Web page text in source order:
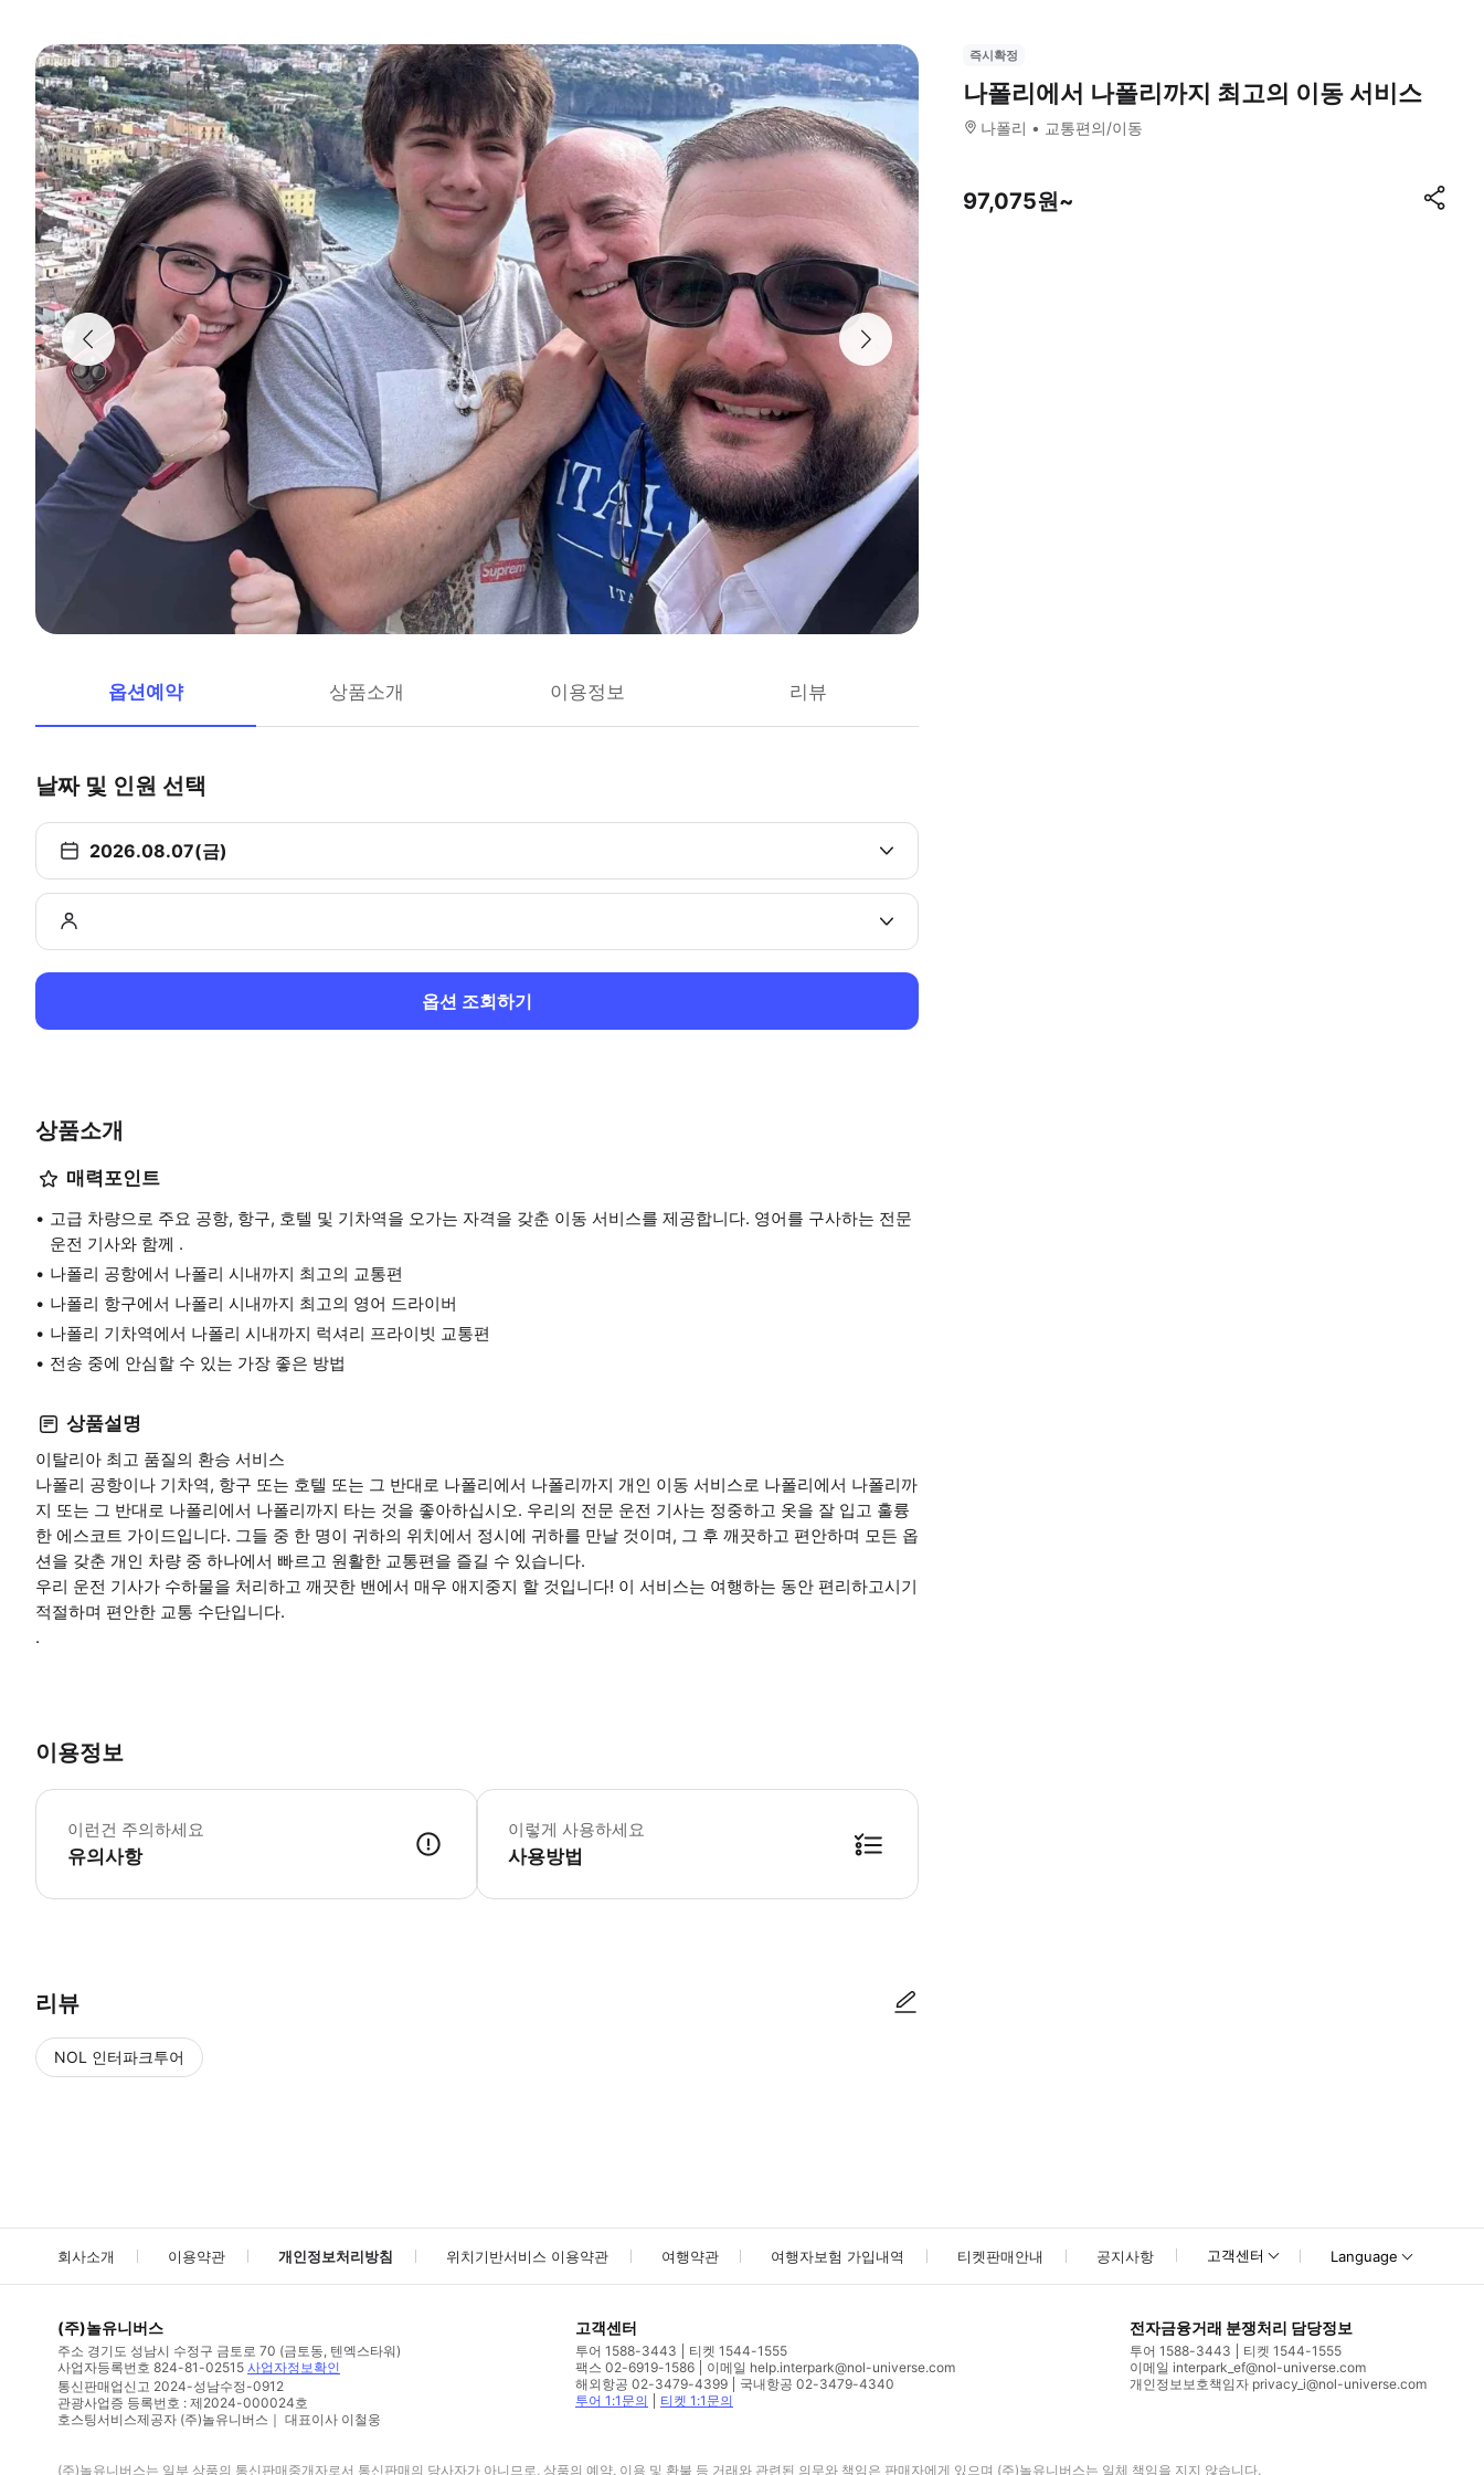
옵션예약 상품소개 이용정보 리뷰
날짜 및 인원 선택
2026.08.07(금)
옵션 조회하기
상품소개
매력포인트
고급 차량으로 주요 공항, 항구, 호텔 및 기차역을 오가는 자격을 갖춘 이동 서비스를 제공합니다. 영어를 구사하는 전문
운전 기사와 함께 .
나폴리 공항에서 나폴리 시내까지 최고의 교통편
나폴리 항구에서 나폴리 시내까지 최고의 영어 드라이버
나폴리 기차역에서 나폴리 시내까지 럭셔리 프라이빗 교통편
전송 중에 안심할 수 있는 가장 좋은 방법
상품설명
이탈리아 최고 품질의 환승 서비스
나폴리 공항이나 기차역, 항구 또는 호텔 또는 그 반대로 나폴리에서 나폴리까지 개인 이동 서비스로 나폴리에서 나폴리까
지 또는 그 반대로 나폴리에서 나폴리까지 타는 것을 좋아하십시오. 우리의 전문 운전 기사는 정중하고 옷을 잘 입고 훌륭
한 에스코트 가이드입니다. 그들 중 한 명이 귀하의 위치에서 정시에 귀하를 만날 것이며, 그 후 깨끗하고 편안하며 모든 옵
션을 갖춘 개인 차량 중 하나에서 빠르고 원활한 교통편을 즐길 수 있습니다.
우리 운전 기사가 수하물을 처리하고 깨끗한 밴에서 매우 애지중지 할 것입니다! 이 서비스는 여행하는 동안 편리하고시기
적절하며 편안한 교통 수단입니다.
.
이용정보
이런건 주의하세요
유의사항
픽업, 드롭 서비스에 대한 모든 정보를 제공해 주세요. * 소요시간 : 30분 (옵션에 따라 소요 시간이 다를 수 있으니, 예약 시 확인 부탁드립니다.)
이렇게 사용하세요
사용방법
리뷰
NOL 인터파크투어
즉시확정
나폴리에서 나폴리까지 최고의 이동 서비스
나폴리 교통편의/이동
97,075원~
회사소개 이용약관 개인정보처리방침 위치기반서비스 이용약관 여행약관 여행자보험 가입내역 티켓판매안내 공지사항 고객센터 Language
(주)놀유니버스
주소 경기도 성남시 수정구 금토로 70 (금토동, 텐엑스타워)
사업자등록번호 824-81-02515 사업자정보확인
통신판매업신고 2024-성남수정-0912
관광사업증 등록번호 : 제2024-000024호
호스팅서비스제공자 (주)놀유니버스｜ 대표이사 이철웅
고객센터
투어 1588-3443
티켓 1544-1555
팩스 02-6919-1586
이메일 help.interpark@nol-universe.com
해외항공 02-3479-4399
국내항공 02-3479-4340
투어 1:1문의
티켓 1:1문의
전자금융거래 분쟁처리 담당정보
투어 1588-3443
티켓 1544-1555
이메일 interpark_ef@nol-universe.com
개인정보보호책임자 privacy_i@nol-universe.com
(주)놀유니버스는 일부 상품의 통신판매중개자로서 통신판매의 당사자가 아니므로, 상품의 예약, 이용 및 환불 등 거래와 관련된 의무와 책임은 판매자에게 있으며 (주)놀유니버스는 일체 책임을 지지 않습니다.